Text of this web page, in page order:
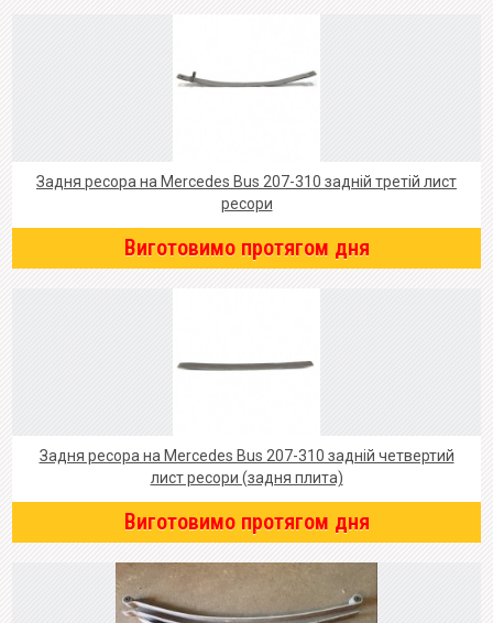
Задня ресора на Mercedes Bus 207-310 задній третій лист
ресори
Виготовимо протягом дня
Задня ресора на Mercedes Bus 207-310 задній четвертий
лист ресори (задня плита)
Виготовимо протягом дня